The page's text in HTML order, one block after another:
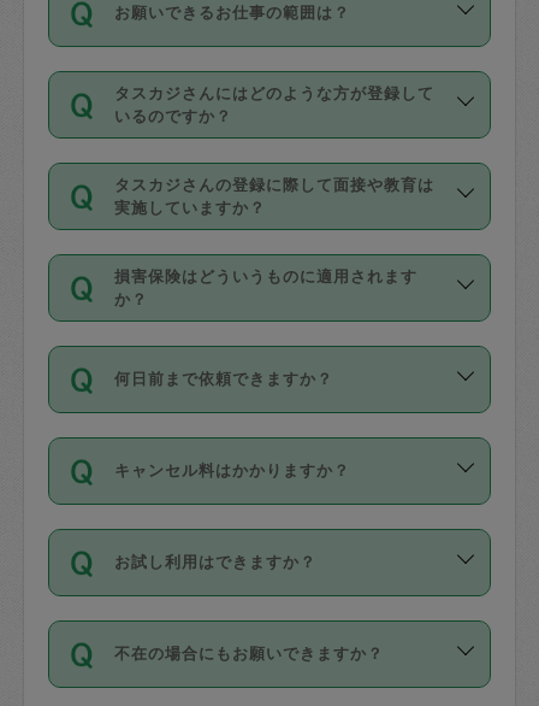
銀行振込や現金払いも対応していませ
なお、タスカジさんの交通費も、依頼料
金のご請求と合わせてお支払いとなりま
動計算で表示されます。
（例：毎週定期の場合は３回以上のキャ
ンセルが有償（1200円、隔週定期の場合
は２回以上のキャンセルが有償（1200
たり３時間です。
・ＡＭ ９時～１２時
・ＰＭ １３時～１６時
・夜 １８時～２１時
開始時間を２時間前後変更することが可
能です。依頼送信後、個別にタスカジさ
んにメッセージを送り調整してくださ
い。ただし、２時間を越えての調整はで
時間も被らない場合、損害保険の対象外
お願いできるお仕事の範囲は？
掃除、整理収納、洗濯、買い物、料理、
作り置きです。タスカジさんによってで
きる仕事の範囲が異なりますので、依頼
する前にタスカジさんのプロフィールで
確認してください。
基本的に、高所での作業や危険作業、屋
外での作業は対象外です。
タスカジさんにはどのような方が登録して
いるのですか？
主婦として長年の家事経験をお持ちの
方、栄養士・調理師といった資格者で保
育園や学校の給食やレストランで料理関
係の専門職に従事されていた方、日本で
すでにハウスキーパーや英語の先生とし
てお仕事をしているフィリピン出身の
社員など様々なバックグラウンドの方が
登録しています。
日本語も話せる方など様々です。
ールに記載していますので、各自の得意
を依頼してください。
タスカジさんの登録に際して面接や教育は
実施していますか？
応募の際に、各自事務局との面接と説明
を行っています。その後、身分証明書の
写真提出をしていただいています。外国
確認しています。タスカジさんトレーニ
ング動画を使ったセルフトレーニングの
現場トライアルを受け、合格したタスカ
ジさんが活動されています。
※テストセンターの講評は１件目のレビュ
参考
【詳細】タスカジさんの登録に際
損害保険はどういうものに適用されます
か？
依頼者とタスカジさんとの間でタスカジ
を通して成立した作業時間内での作業に
適用されます。作業範囲は、掃除、洗
です。作業中に物を壊したり、人にけが
をさせたりした場合が対象で、補償金額
す。
写真を撮り、
何日前まで依頼できますか？
ご依頼は、現在を起点に3日後（72時間
以降）の日時から受付可能となっていま
す。
タスカジさんへ「募集」をかけることが
可能です。
キャンセル料はかかりますか？
キャンセル料には、以下の2種類がありま
す。
1. 直前キャンセル（定期、スポット契約
共通）
お試し利用はできますか？
「お試し利用」というメニューはありま
せんが、「一回のみ」依頼を活用するこ
とによって、気に入ったタスカジさんを
不在の場合にもお願いできますか？